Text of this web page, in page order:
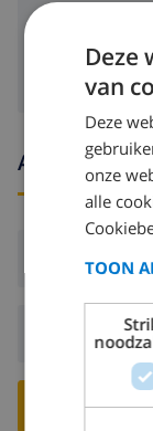
Aankomst-
Deze
van
Deze
onze
alle
TOON